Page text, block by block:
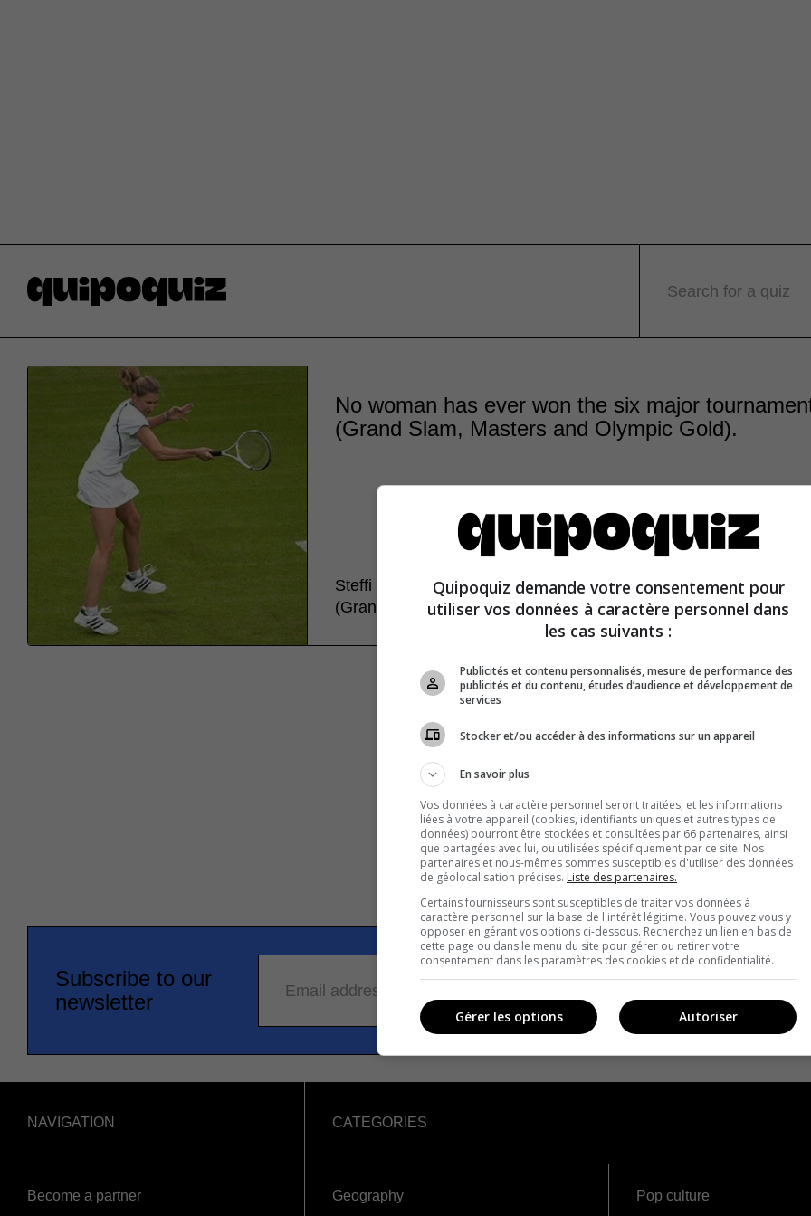
Search for a quiz
No woman has ever won the six major
(Grand Slam, Masters and Olympic Gold).
Steffi Graf and Serena Williams have both won the six major
(Grand Slam, Masters and Olympic Gold).
Subscribe to our
newsletter
Email address
NAVIGATION
Become a partner
CATEGORIES
Geography
Pop culture
Quipoquiz demande votre consentement pour
utiliser vos données à caractère personnel dans
les cas suivants :
Publicités et contenu personnalisés, mesure de performance des
publicités et du contenu, études d’audience et développement de
services
Stocker et/ou accéder à des informations sur un appareil
En savoir plus
Vos données à caractère personnel seront traitées, et les informations
liées à votre appareil (cookies, identifiants uniques et autres types de
données) pourront être stockées et consultées par 66 partenaires, ainsi
que partagées avec lui, ou utilisées spécifiquement par ce site. Nos
partenaires et nous-mêmes sommes susceptibles d'utiliser des données
de géolocalisation précises. Liste des partenaires.
Certains fournisseurs sont susceptibles de traiter vos données à
caractère personnel sur la base de l'intérêt légitime. Vous pouvez vous y
opposer en gérant vos options ci-dessous. Recherchez un lien en bas de
cette page ou dans le menu du site pour gérer ou retirer votre
consentement dans les paramètres des cookies et de confidentialité.
Autoriser
Gérer les options